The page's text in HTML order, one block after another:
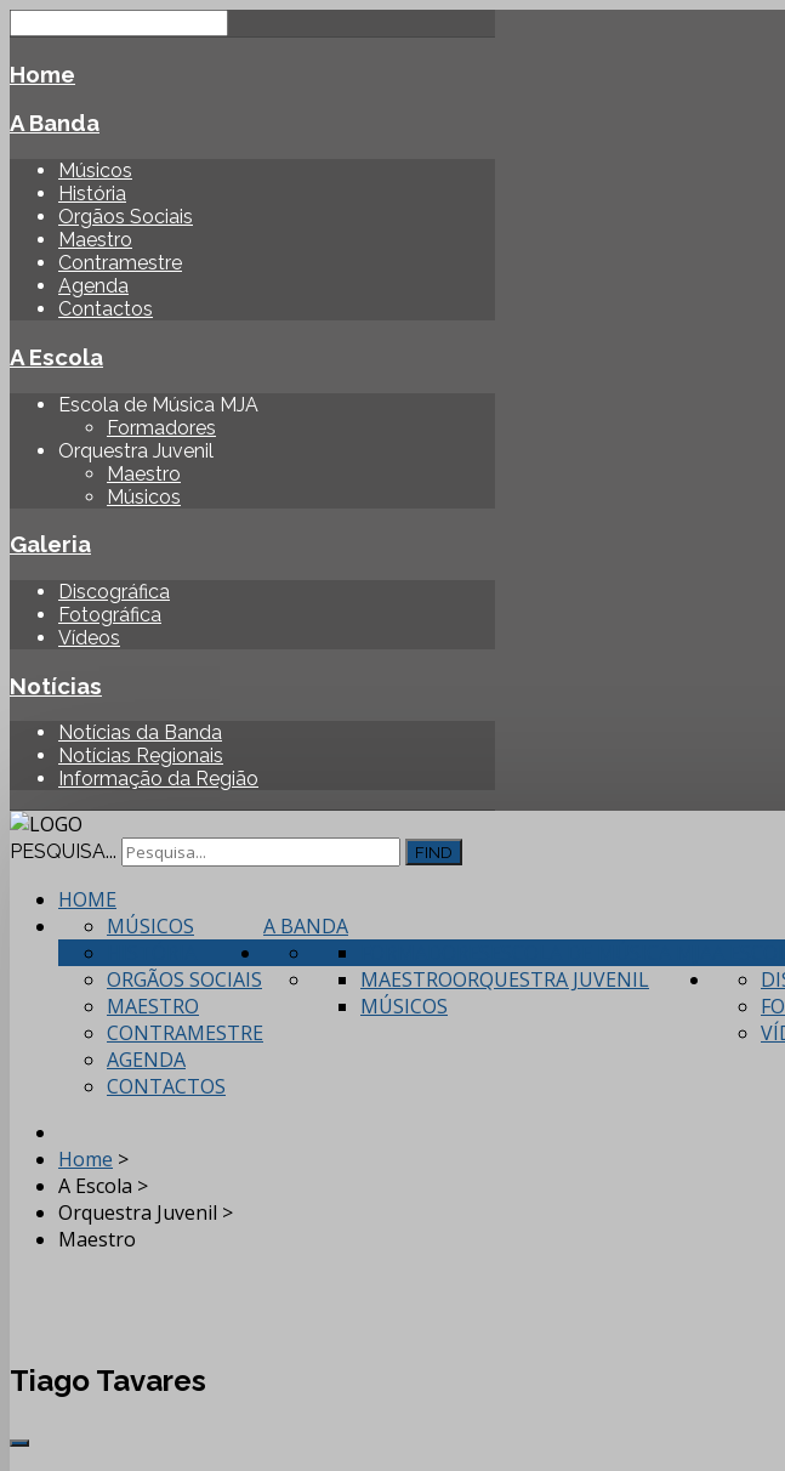
Home
A Banda
Músicos
História
Orgãos Sociais
Maestro
Contramestre
Agenda
Contactos
A Escola
Escola de Música MJA
Formadores
Orquestra Juvenil
Maestro
Músicos
Galeria
Discográfica
Fotográfica
Vídeos
Notícias
Notícias da Banda
Notícias Regionais
Informação da Região
PESQUISA... FIND
HOME
A BANDA
MÚSICOS
ORGÃOS SOCIAIS
MAESTRO
CONTRAMESTRE
AGENDA
CONTACTOS
ORQUESTRA JUVENIL
MAESTRO
MÚSICOS
Home >
A Escola >
Orquestra Juvenil >
Maestro
Tiago Tavares